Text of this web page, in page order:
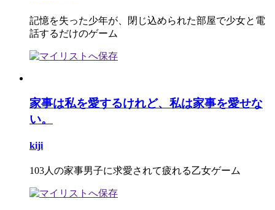
記憶を失った少年が、閉じ込められた部屋で少女と電
話するだけのゲーム
家事は私を愛するけれど、私は家事を愛せな
い。
kiji
103人の家事男子に求愛されて疲れる乙女ゲーム